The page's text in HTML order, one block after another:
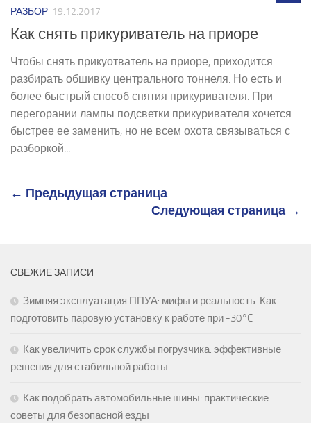
РАЗБОР 19.12.2017
Как снять прикуриватель на приоре
Чтобы снять прикуотватель на приоре, приходится
разбирать обшивку центрального тоннеля. Но есть и
более быстрый способ снятия прикуривателя. При
перегорании лампы подсветки прикуривателя хочется
быстрее ее заменить, но не всем охота связываться с
разборкой...
← Предыдущая страница
Следующая страница →
СВЕЖИЕ ЗАПИСИ
Зимняя эксплуатация ППУА: мифы и реальность. Как
подготовить паровую установку к работе при -30°C
Как увеличить срок службы погрузчика: эффективные
решения для стабильной работы
Как подобрать автомобильные шины: практические
советы для безопасной езды